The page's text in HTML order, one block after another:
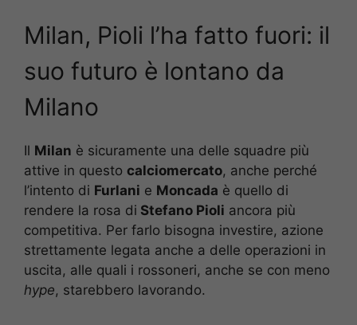
Milan, Pioli l’ha fatto fuori: il
suo futuro è lontano da
Milano
Il Milan è sicuramente una delle squadre più
attive in questo calciomercato, anche perché
l’intento di Furlani e Moncada è quello di
rendere la rosa di Stefano Pioli ancora più
competitiva. Per farlo bisogna investire, azione
strettamente legata anche a delle operazioni in
uscita, alle quali i rossoneri, anche se con meno
hype, starebbero lavorando.